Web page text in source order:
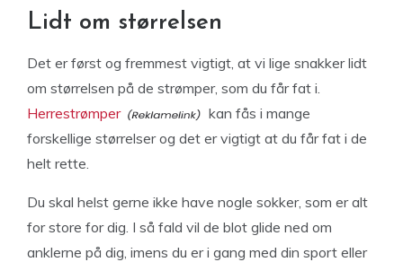
Lidt om størrelsen
Det er først og fremmest vigtigt, at vi lige snakker lidt
om størrelsen på de strømper, som du får fat i.
Herrestrømper
kan fås i mange
forskellige størrelser og det er vigtigt at du får fat i de
helt rette.
Du skal helst gerne ikke have nogle sokker, som er alt
for store for dig. I så fald vil de blot glide ned om
anklerne på dig, imens du er i gang med din sport eller